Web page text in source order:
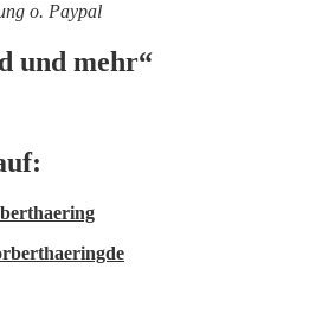
o. Paypal
und mehr“